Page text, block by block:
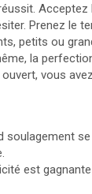
Acceptez
Prenez le
petits ou
la
vous
soulagement
est